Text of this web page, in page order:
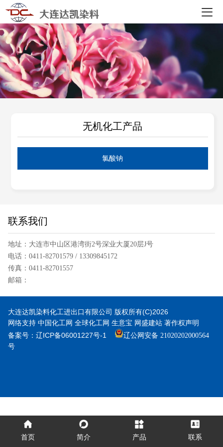
大连达凯染料
无机化工产品
氯酸钠
联系我们
地址：大连市中山区港湾街2号深业大厦20层J号
电话：0411-82701579 / 13309845172
传真：0411-82701557
邮箱：
大连达凯染料化工进出口有限公司 版权所有(C)2026
网络支持 中国化工网 全球化工网 生意宝 网盛建站 著作权声明
备案号：辽ICP备06001227号-1
辽公网安备 21020202000564
号
首页 简介 产品 联系